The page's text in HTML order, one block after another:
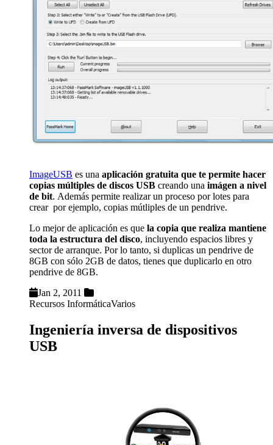
ImageUSB es una aplicación gratuita que te permite hacer
copias múltiples de discos USB creando una imágen a nivel
de bit. Además permite realizar un proceso por lotes para
crear por ejemplo, copias mútliples de un pendrive.
Lo mejor de aplicación es que la copia que realiza mantiene
toda la estructura del disco, incluyendo espacios libres y
sector de arranque. Por lo tanto, si duplicas un pendrive de
8GB con sólo 2GB de datos, tienes que duplicarlo en otro
pendrive de 8GB.
Jan 2, 2011
Recursos InformáticaVarios
Ingeniería inversa de dispositivos
USB